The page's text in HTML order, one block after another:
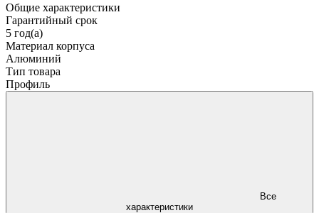
Общие характеристики
Гарантийный срок
5 год(а)
Материал корпуса
Алюминий
Тип товара
Профиль
характеристики